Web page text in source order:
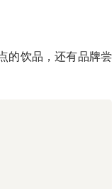
的饮品，还有品牌尝